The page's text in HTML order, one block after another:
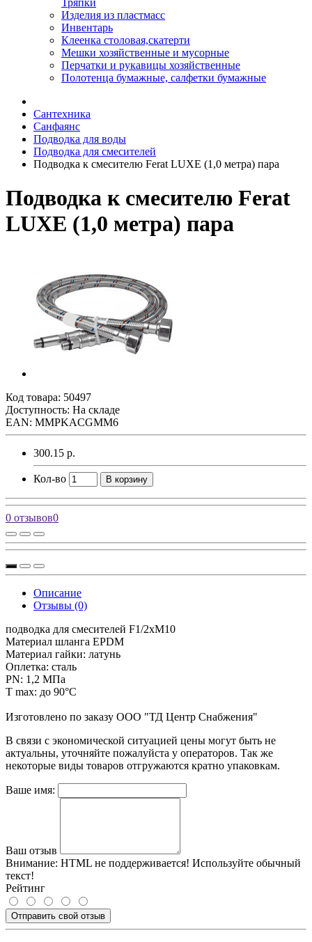
Тряпки
Изделия из пластмасс
Инвентарь
Клеенка столовая,скатерти
Мешки хозяйственные и мусорные
Перчатки и рукавицы хозяйственные
Полотенца бумажные, салфетки бумажные
Сантехника
Санфаянс
Подводка для воды
Подводка для смесителей
Подводка к смесителю Ferat LUXE (1,0 метра) пара
Подводка к смесителю Ferat
LUXE (1,0 метра) пара
Код товара: 50497
Доступность: На складе
EAN: MMPKACGMM6
300.15 р.
Кол-во В корзину
0 отзывов0
Описание
Отзывы (0)
подводка для смесителей F1/2xM10
Материал шланга EPDM
Материал гайки: латунь
Оплетка: сталь
PN: 1,2 МПа
T max: до 90°С
Изготовлено по заказу ООО "ТД Центр Снабжения"
В связи с экономической ситуацией цены могут быть не
актуальны, уточняйте пожалуйста у операторов. Так же
некоторые виды товаров отгружаются кратно упаковкам.
Ваше имя:
Ваш отзыв
Внимание: HTML не поддерживается! Используйте обычный
текст!
Рейтинг
Отправить свой отзыв